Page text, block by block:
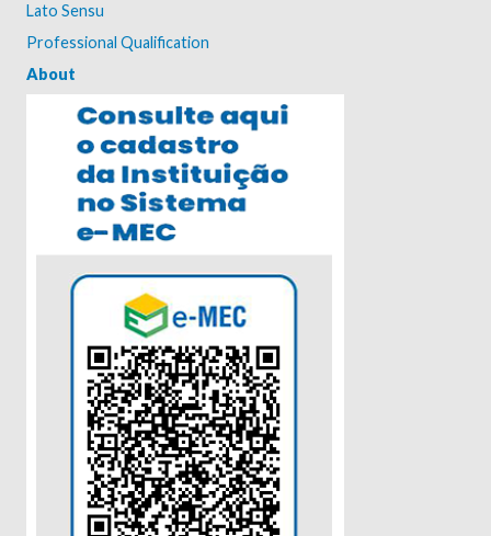
Lato Sensu
Professional Qualification
About